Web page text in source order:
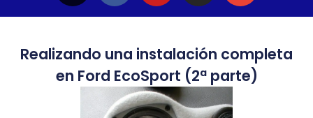
Realizando una instalación completa
en Ford EcoSport (2ª parte)